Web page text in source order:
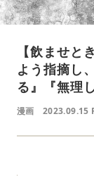
【飲ませと
よう指摘し
る』『無理
漫画 2023.09.15